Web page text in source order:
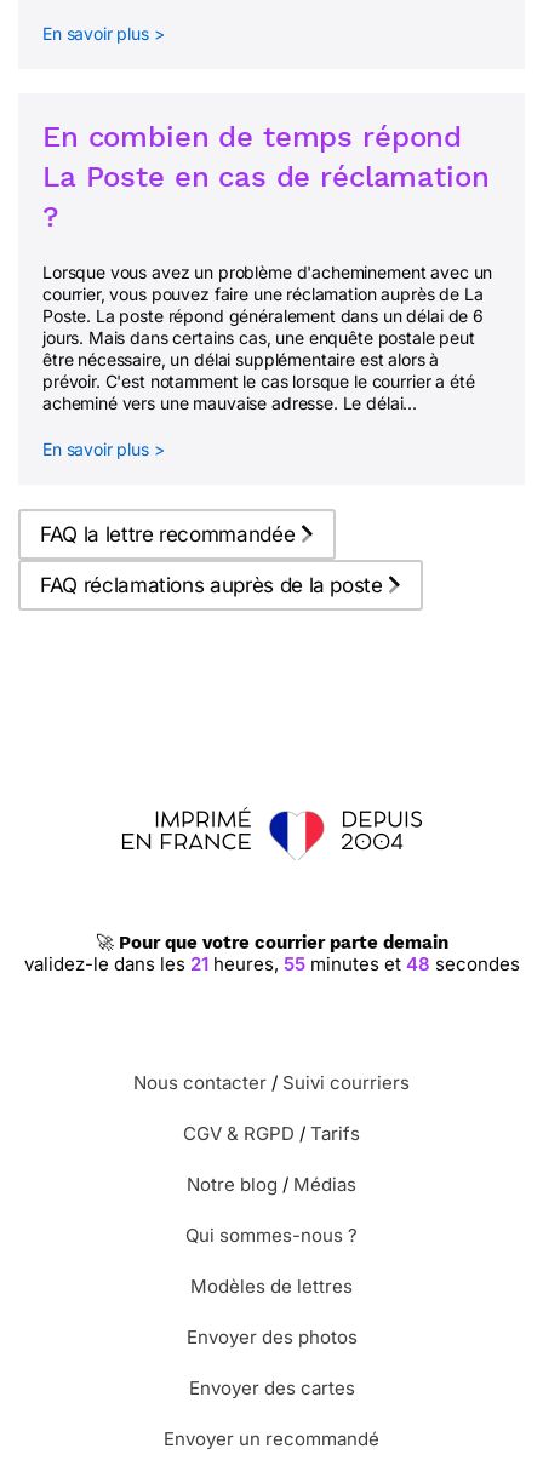
En savoir plus >
En combien de temps répond
La Poste en cas de réclamation
?
Lorsque vous avez un problème d'acheminement avec un
courrier, vous pouvez faire une réclamation auprès de La
Poste. La poste répond généralement dans un délai de 6
jours. Mais dans certains cas, une enquête postale peut
être nécessaire, un délai supplémentaire est alors à
prévoir. C'est notamment le cas lorsque le courrier a été
acheminé vers une mauvaise adresse. Le délai...
En savoir plus >
FAQ la lettre recommandée
FAQ réclamations auprès de la poste
🚀 Pour que votre courrier parte demain
validez-le dans les 21 heures, 55 minutes et 47 secondes
Nous contacter / Suivi courriers
CGV & RGPD / Tarifs
Notre blog / Médias
Qui sommes-nous ?
Modèles de lettres
Envoyer des photos
Envoyer des cartes
Envoyer un recommandé